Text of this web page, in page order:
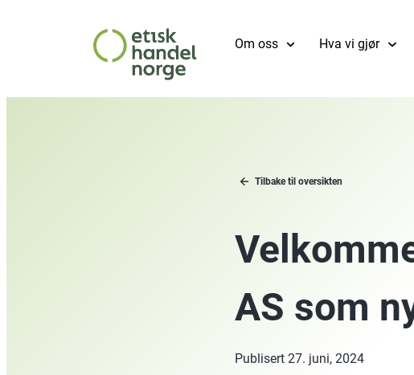
Om oss Hva vi gjør
Tilbake til oversikten
AS som
Publisert 27. juni, 2024